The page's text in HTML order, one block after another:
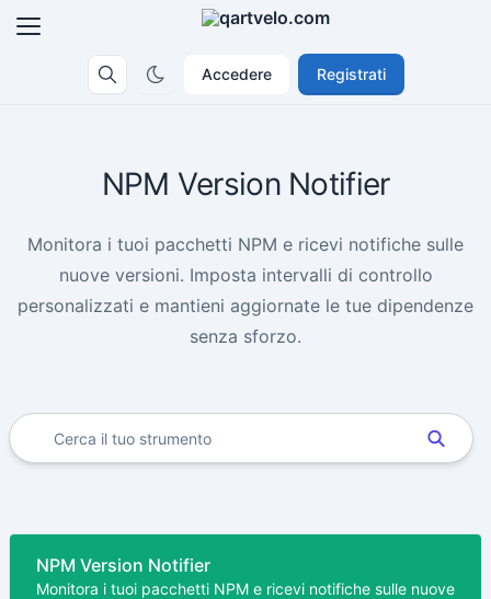
Accedere Registrati
NPM Version Notifier
Monitora i tuoi pacchetti NPM e ricevi notifiche sulle
nuove versioni. Imposta intervalli di controllo
personalizzati e mantieni aggiornate le tue dipendenze
senza sforzo.
NPM Version Notifier
Monitora i tuoi pacchetti NPM e ricevi notifiche sulle nuove